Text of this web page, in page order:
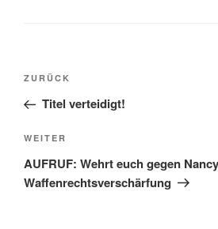
Beitragsnavigation
Vorheriger
Beitrag
ZURÜCK
Titel verteidigt!
Nächster
Beitrag
WEITER
AUFRUF: Wehrt euch gegen
Waffenrechtsverschärfung